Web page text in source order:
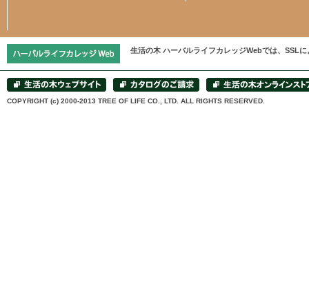
生活の木 ハーバルライフカレッジWebでは、SSL
COPYRIGHT (c) 2000-2013 TREE OF LIFE CO., LTD. ALL RIGHTS RESERVED.